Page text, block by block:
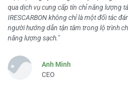
qua dịch vụ cung cấp tín chỉ năng lượng
IRESCARBON không chỉ là một đối tác
người hướng dẫn tận tâm trong lộ trình
năng lượng sạch."
Anh Minh
CEO